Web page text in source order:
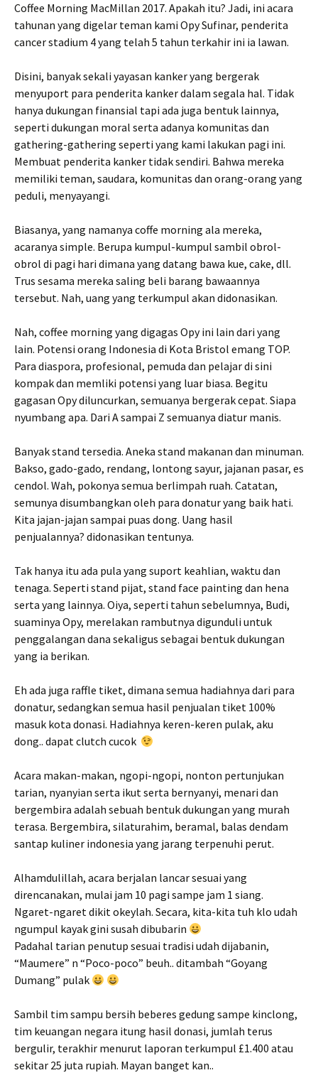
Coffee Morning MacMillan 2017. Apakah itu? Jadi, ini acara
tahunan yang digelar teman kami Opy Sufinar, penderita
cancer stadium 4 yang telah 5 tahun terkahir ini ia lawan.
Disini, banyak sekali yayasan kanker yang bergerak
menyuport para penderita kanker dalam segala hal. Tidak
hanya dukungan finansial tapi ada juga bentuk lainnya,
seperti dukungan moral serta adanya komunitas dan
gathering-gathering seperti yang kami lakukan pagi ini.
Membuat penderita kanker tidak sendiri. Bahwa mereka
memiliki teman, saudara, komunitas dan orang-orang yang
peduli, menyayangi.
Biasanya, yang namanya coffe morning ala mereka,
acaranya simple. Berupa kumpul-kumpul sambil obrol-
obrol di pagi hari dimana yang datang bawa kue, cake, dll.
Trus sesama mereka saling beli barang bawaannya
tersebut. Nah, uang yang terkumpul akan didonasikan.
Nah, coffee morning yang digagas Opy ini lain dari yang
lain. Potensi orang Indonesia di Kota Bristol emang TOP.
Para diaspora, profesional, pemuda dan pelajar di sini
kompak dan memliki potensi yang luar biasa. Begitu
gagasan Opy diluncurkan, semuanya bergerak cepat. Siapa
nyumbang apa. Dari A sampai Z semuanya diatur manis.
Banyak stand tersedia. Aneka stand makanan dan minuman.
Bakso, gado-gado, rendang, lontong sayur, jajanan pasar, es
cendol. Wah, pokonya semua berlimpah ruah. Catatan,
semunya disumbangkan oleh para donatur yang baik hati.
Kita jajan-jajan sampai puas dong. Uang hasil
penjualannya? didonasikan tentunya.
Tak hanya itu ada pula yang suport keahlian, waktu dan
tenaga. Seperti stand pijat, stand face painting dan hena
serta yang lainnya. Oiya, seperti tahun sebelumnya, Budi,
suaminya Opy, merelakan rambutnya digunduli untuk
penggalangan dana sekaligus sebagai bentuk dukungan
yang ia berikan.
Eh ada juga raffle tiket, dimana semua hadiahnya dari para
donatur, sedangkan semua hasil penjualan tiket 100%
masuk kota donasi. Hadiahnya keren-keren pulak, aku
dong.. dapat clutch cucok
Acara makan-makan, ngopi-ngopi, nonton pertunjukan
tarian, nyanyian serta ikut serta bernyanyi, menari dan
bergembira adalah sebuah bentuk dukungan yang murah
terasa. Bergembira, silaturahim, beramal, balas dendam
santap kuliner indonesia yang jarang terpenuhi perut.
Alhamdulillah, acara berjalan lancar sesuai yang
direncanakan, mulai jam 10 pagi sampe jam 1 siang.
Ngaret-ngaret dikit okeylah. Secara, kita-kita tuh klo udah
ngumpul kayak gini susah dibubarin
Padahal tarian penutup sesuai tradisi udah dijabanin,
“Maumere” n “Poco-poco” beuh.. ditambah “Goyang
Dumang” pulak
Sambil tim sampu bersih beberes gedung sampe kinclong,
tim keuangan negara itung hasil donasi, jumlah terus
bergulir, terakhir menurut laporan terkumpul £1.400 atau
sekitar 25 juta rupiah. Mayan banget kan..